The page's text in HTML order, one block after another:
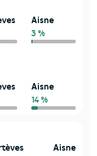
Aisne
3 %
Aisne
14 %
Aisne